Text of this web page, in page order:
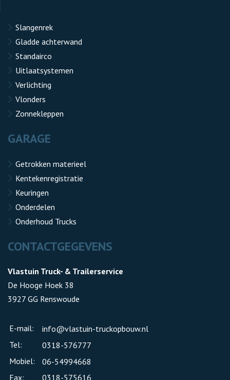
Slangenrek
Gladde achterwand
Standairco
Uitlaatsystemen
Verlichting
Vlonders
Zonnekleppen
GARAGE
Getrokken materieel
Kentekenregistratie
Keuringen
Onderdelen
Onderhoud Trucks
CONTACTGEGEVENS
Vlastuin Truck- & Trailerservice
De Hooge Hoek 38
3927 GG Renswoude
E-mail:
info@vlastuin-truckopbouw.nl
Tel:
0318-576777
Mobiel:
06-54994668
Fax:
0318-575616